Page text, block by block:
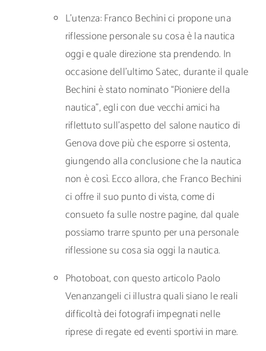
L’utenza: Franco Bechini ci propone una
riflessione personale su cosa è la nautica
oggi e quale direzione sta prendendo. In
occasione dell’ultimo Satec, durante il quale
Bechini è stato nominato “Pioniere della
nautica”, egli con due vecchi amici ha
riflettuto sull’aspetto del salone nautico di
Genova dove più che esporre si ostenta,
giungendo alla conclusione che la nautica
non è così. Ecco allora, che Franco Bechini
ci offre il suo punto di vista, come di
consueto fa sulle nostre pagine, dal quale
possiamo trarre spunto per una personale
riflessione su cosa sia oggi la nautica.
Photoboat, con questo articolo Paolo
Venanzangeli ci illustra quali siano le reali
difficoltà dei fotografi impegnati nelle
riprese di regate ed eventi sportivi in mare.